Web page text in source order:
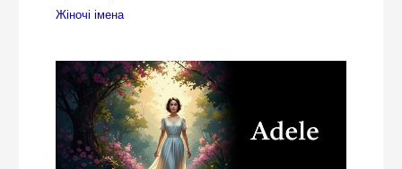
Жіночі імена